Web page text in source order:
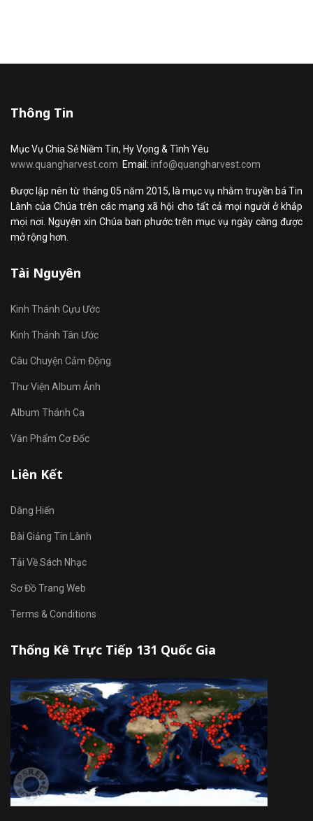
Thông Tin
Mục Vụ Chia Sẻ Niềm Tin, Hy Vọng & Tình Yêu
www.quangharvest.com Email: info@quangharvest.com
Được lập nên từ tháng 05 năm 2015, là mục vụ nhằm truyền bá Tin
Lành của Chúa trên các mạng xã hội cho tất cả mọi người ở khắp
mọi nơi. Nguyện xin Chúa ban phước trên mục vụ ngày càng được
mở rộng hơn.
Tài Nguyên
Kinh Thánh Cựu Ước
Kinh Thánh Tân Ước
Câu Chuyện Cảm Động
Thư Viện Album Ảnh
Album Thánh Ca
Văn Phẩm Cơ Đốc
Liên Kết
Dâng Hiến
Bài Giảng Tin Lành
Tải Về Sách Nhạc
Sơ Đồ Trang Web
Terms & Conditions
Thống Kê Trực Tiếp 131 Quốc Gia